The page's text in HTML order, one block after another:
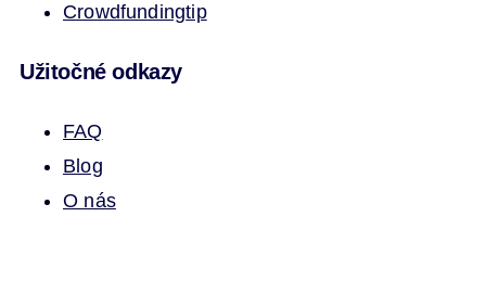
Crowdfundingtip
Užitočné odkazy
FAQ
Blog
O nás